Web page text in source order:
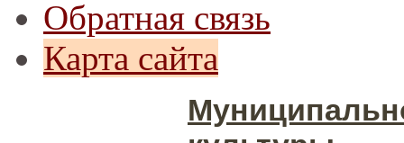
Обратная связь
Карта сайта